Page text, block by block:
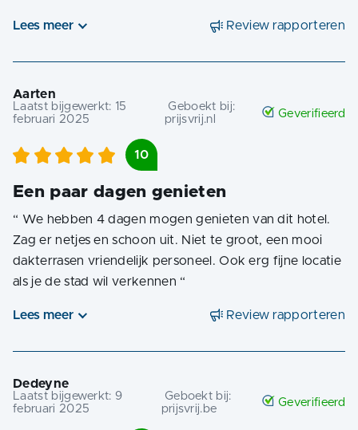
Lees meer Review rapporteren
Aarten
Laatst bijgewerkt: 15
februari 2025
Geboekt bij:
prijsvrij.nl
Geverifieerd
10
Een paar dagen genieten
“ We hebben 4 dagen mogen genieten van dit hotel.
Zag er netjes en schoon uit. Niet te groot, een mooi
dakterrasen vriendelijk personeel. Ook erg fijne locatie
als je de stad wil verkennen “
Lees meer Review rapporteren
Dedeyne
Laatst bijgewerkt:9
februari 2025
Geboekt bij:
prijsvrij.be
Geverifieerd